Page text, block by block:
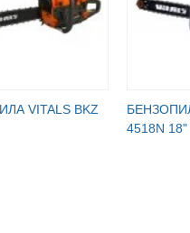
VITALS BKZ
4518N 18"